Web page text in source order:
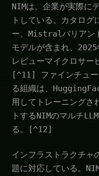
NIMは、企業が実際に
トしている。カタロ
ー、Mistralバリアン
モデルが含まれ、
レビューマイクロサー
[^11] ファインチュー
る組織は、
用してトレーニングさ
トするNIMのマルチ
る。[^12]
インフラストラクチャ
題に対応している。